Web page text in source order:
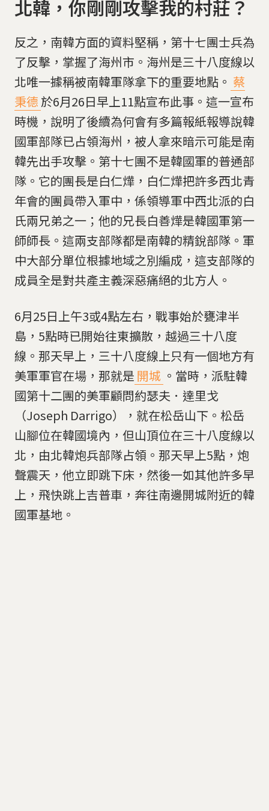
北韓，你剛剛攻擊我的村莊？
反之，南韓方面的資料堅稱，第十七團士兵為
了反擊，掌握了海州市。海州是三十八度線以
北唯一據稱被南韓軍隊拿下的重要地點。 蔡
秉德 於6月26日早上11點宣布此事。這一宣布
時機，說明了後續為何會有多篇報紙報導說韓
國軍部隊已占領海州，被人拿來暗示可能是南
韓先出手攻擊。第十七團不是韓國軍的普通部
隊。它的團長是白仁燁，白仁燁把許多西北青
年會的團員帶入軍中，係領導軍中西北派的白
氏兩兄弟之一；他的兄長白善燁是韓國軍第一
師師長。這兩支部隊都是南韓的精銳部隊。軍
中大部分單位根據地域之別編成，這支部隊的
成員全是對共產主義深惡痛絕的北方人。
6月25日上午3或4點左右，戰事始於甕津半
島，5點時已開始往東擴散，越過三十八度
線。那天早上，三十八度線上只有一個地方有
美軍軍官在場，那就是 開城 。當時，派駐韓
國第十二團的美軍顧問約瑟夫．達里戈
（Joseph Darrigo），就在松岳山下。松岳
山腳位在韓國境內，但山頂位在三十八度線以
北，由北韓炮兵部隊占領。那天早上5點，炮
聲震天，他立即跳下床，然後一如其他許多早
上，飛快跳上吉普車，奔往南邊開城附近的韓
國軍基地。